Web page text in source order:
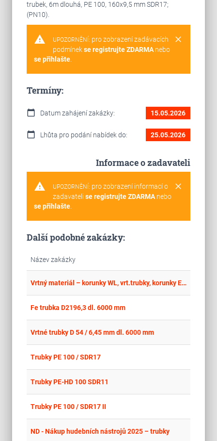
trubek, 6m dlouhá, PE 100, 160x9,5 mm SDR17;
(PN10).
warning clear
UPOZORNĚNÍ: pro zobrazení zadávacích
podmínekse registrujte ZDARMAnebo
se přihlašte.
Termíny:
calendar_today Datum zahájení zakázky: 15.05.2026
calendar_today Lhůta pro podání nabídek do: 25.05.2026
Informace o zadavateli
warning clear
UPOZORNĚNÍ: pro zobrazení informací o
zadavateli se registrujte ZDARMAnebo
se přihlašte.
Další podobné zakázky:
Název zakázky
Vrtný materiál – korunky WL, vrt.trubky, korunky EDS
Fe trubka D2196,3 dl. 6000 mm
Vrtné trubky D 54 / 6,45 mm dl. 6000 mm
Trubky PE 100 / SDR17
Trubky PE-HD 100 SDR11
Trubky PE 100 / SDR17 II
ND - Nákup hudebních nástrojů 2025 – trubky